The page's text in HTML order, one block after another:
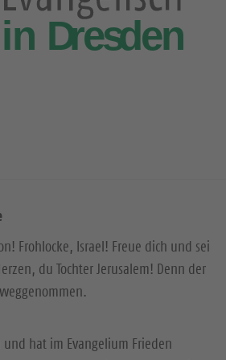
Frohlocke, Israel! Freue dich und sei
du Tochter Jerusalem! Denn der
und hat im Evangelium Frieden